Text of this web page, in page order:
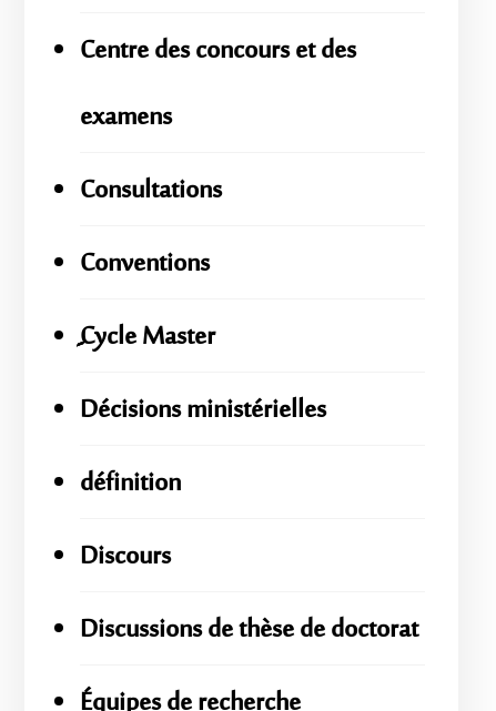
Centre des concours et des
examens
Consultations
Conventions
ِِِCycle Master
Décisions ministérielles
définition
Discours
Discussions de thèse de doctorat